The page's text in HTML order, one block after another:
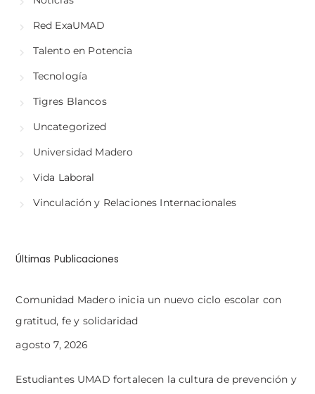
Red ExaUMAD
Talento en Potencia
Tecnología
Tigres Blancos
Uncategorized
Universidad Madero
Vida Laboral
Vinculación y Relaciones Internacionales
Últimas Publicaciones
Comunidad Madero inicia un nuevo ciclo escolar con
gratitud, fe y solidaridad
agosto 7, 2026
Estudiantes UMAD fortalecen la cultura de prevención y